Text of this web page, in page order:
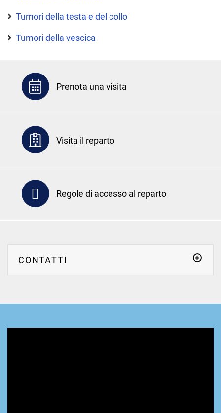
Tumori della testa e del collo
Tumori della vescica
Prenota una visita
Visita il reparto
Regole di accesso al reparto
CONTATTI